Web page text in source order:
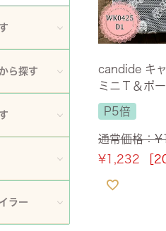
・オブジェ
具
ランナー
テン
クッション・ピロー・カバー
チカバー・ベッドカバー
ョンマット
バー
スプレイ
ーム
ス
ンテリア
ら探す
ト
チロココ
ラー
candide キ
ミニＴ＆ポ
P5倍
通常価格：¥
¥1,232 ［